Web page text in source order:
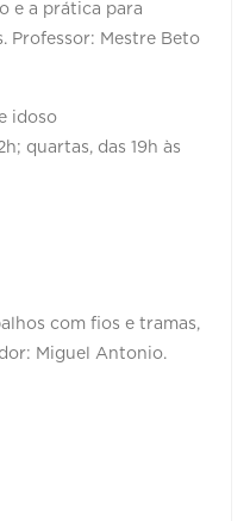
e a prática para
Professor: Mestre Beto
idoso
quartas, das 19h às
com fios e tramas,
Miguel Antonio.